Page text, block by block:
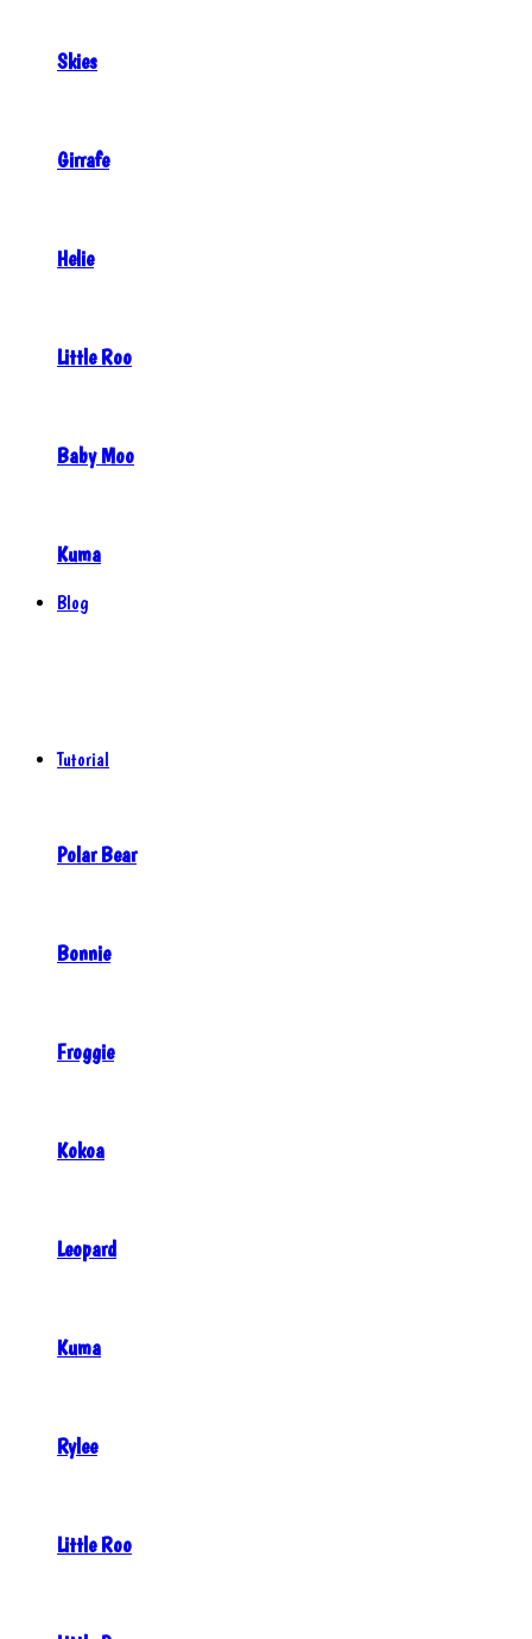
Skies
Girrafe
Helie
Little Roo
Baby Moo
Kuma
Blog
Tutorial
Polar Bear
Bonnie
Froggie
Kokoa
Leopard
Kuma
Rylee
Little Roo